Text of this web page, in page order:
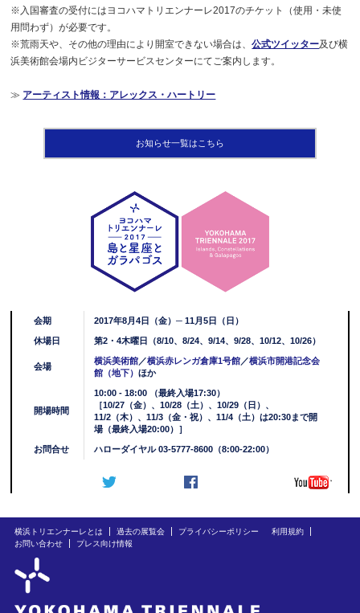
※入国審査の受付にはヨコハマトリエンナーレ2017のチケット（使用・未使
用問わず）が必要です。
※荒雨天や、その他の理由により開室できない場合は、公式ツイッター及び横
浜美術館会場内ビジターサービスセンターにてご案内します。
≫ アーティスト情報：アレックス・ハートリー
お知らせ一覧はこちら
会期 2017年8月4日（金）─ 11月5日（日）
休場日 第2・4木曜日（8/10、8/24、9/14、9/28、10/12、10/26）
会場
横浜美術館／横浜赤レンガ倉庫1号館／横浜市開港記念会
館（地下）ほか
開場時間
10:00 - 18:00 （最終入場17:30）
［10/27（金）、10/28（土）、10/29（日）、
11/2（木）、11/3（金・祝）、11/4（土）は20:30まで開
場（最終入場20:00）］
お問合せ ハローダイヤル 03-5777-8600（8:00-22:00）
横浜トリエンナーレとは 過去の展覧会 プライバシーポリシー
利用規約
お問い合わせ
プレス向け情報